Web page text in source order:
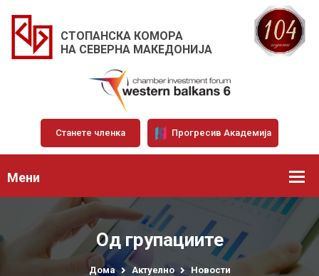
СТОПАНСКА КОМОРА
НА СЕВЕРНА МАКЕДОНИЈА
Станете членка Прогресив Академија
Мени
Од групациите
Дома Актуелно Новости